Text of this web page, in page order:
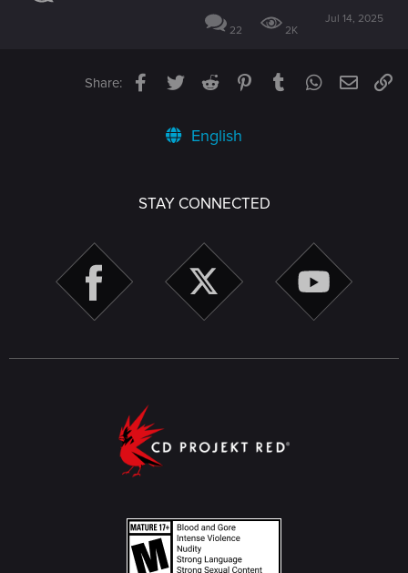
22 2K
Jul 14, 2025
Share: Facebook
TwitterReddit PinterestTumblrWhatsApp
Email
English
STAY CONNECTED